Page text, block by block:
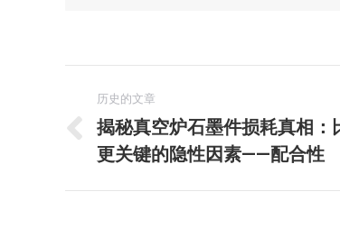
章
航
历史的文章
历
史
的
揭秘真空炉石墨件损耗真相：
更关键的隐性因素——配合性